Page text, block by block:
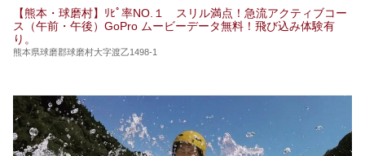
この2軒は今どうなっているのでしょうか。実は現在は「地
獄温泉 青風荘．」「垂玉温泉 瀧日和」として営業を再開し
します。
【熊本・球磨村】ﾘﾋﾟ率NO.１ スリル満点！急流アクティブコー
ス（午前・午後）GoPro ムービーデータ無料！飛び込み体験有
り。
熊本県球磨郡球磨村大字渡乙1498-1